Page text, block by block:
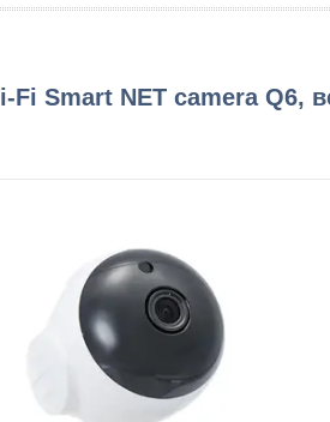
Fi Smart NET camera Q6,